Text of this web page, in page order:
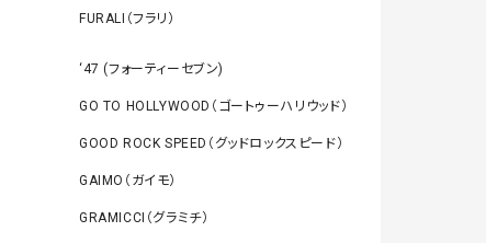
FURALI（フラリ）
‘47 (フォーティーセブン)
GO TO HOLLYWOOD（ゴートゥーハリウッド）
GOOD ROCK SPEED（グッドロックスピード）
GAIMO（ガイモ）
GRAMICCI（グラミチ）